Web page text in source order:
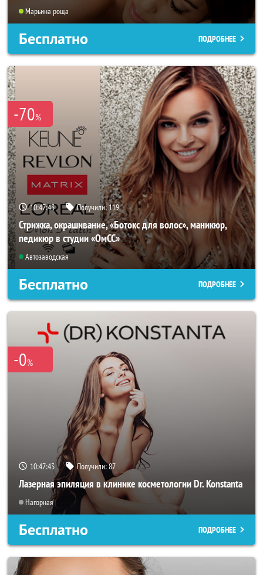
Марьина роща
Бесплатно ПОДРОБНЕЕ
-70%
10:47:40 Получили:119
Стрижка, окрашивание, «Ботокс для волос», маникюр,
педикюр в студии «ОмСС»
Автозаводская
Бесплатно ПОДРОБНЕЕ
-0%
10:47:40 Получили:87
Лазерная эпиляция в клинике косметологии Dr. Konstanta
Нагорная
Бесплатно ПОДРОБНЕЕ